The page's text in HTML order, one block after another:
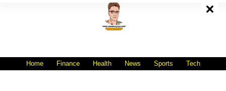
Home Finance Health News Sports Tech